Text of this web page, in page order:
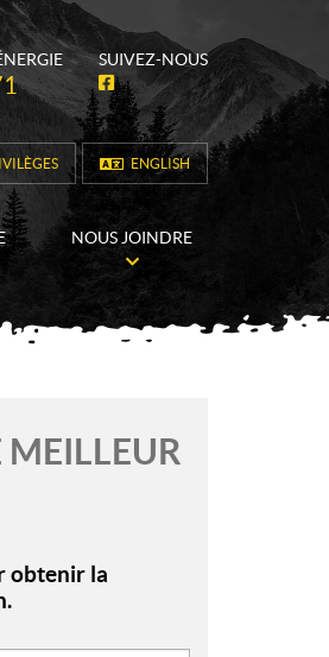
SUIVEZ-NOUS
F
a
c
e
b
o
o
ENGLISH
NOUS JOINDRE
MEILLEUR
obtenir la